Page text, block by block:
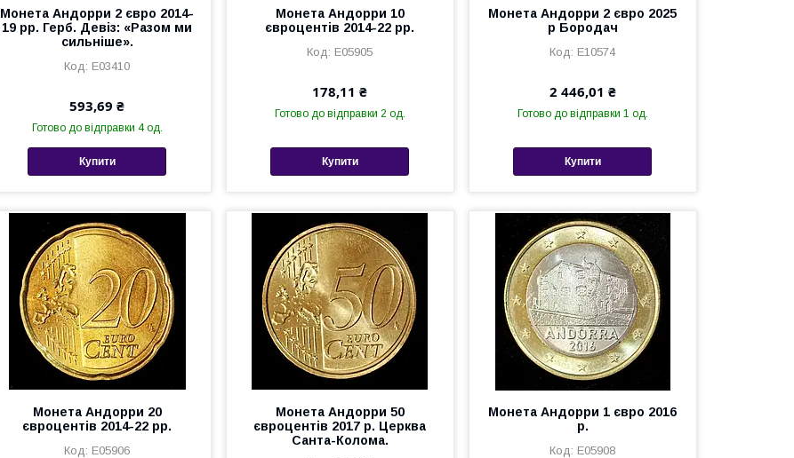
Монета Андорри 2 євро 2014-
19 рр. Герб. Девіз: «Разом ми
сильніше».
Е03410
593,69 ₴
Готово до відправки 4 од.
Купити
Монета Андорри 10
євроцентів 2014-22 рр.
Е05905
178,11 ₴
Готово до відправки 2 од.
Купити
Монета Андорри 2 євро 2025
р Бородач
Е10574
2 446,01 ₴
Готово до відправки 1 од.
Купити
Монета Андорри 20
євроцентів 2014-22 рр.
Е05906
Монета Андорри 50
євроцентів 2017 р. Церква
Санта-Колома.
Монета Андорри 1 євро 2016
р.
Е05908